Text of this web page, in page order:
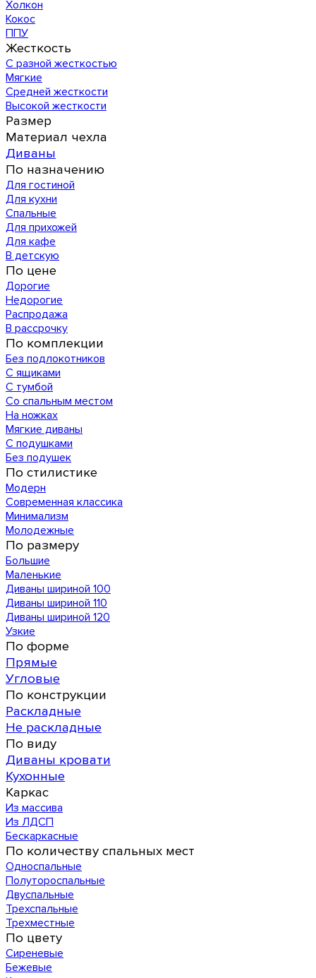
Холкон
Кокос
ППУ
Жесткость
С разной жесткостью
Мягкие
Средней жесткости
Высокой жесткости
Размер
Материал чехла
Диваны
По назначению
Для гостиной
Для кухни
Спальные
Для прихожей
Для кафе
В детскую
По цене
Дорогие
Недорогие
Распродажа
В рассрочку
По комплекции
Без подлокотников
С ящиками
С тумбой
Со спальным местом
На ножках
Мягкие диваны
С подушками
Без подушек
По стилистике
Модерн
Современная классика
Минимализм
Молодежные
По размеру
Большие
Маленькие
Диваны шириной 100
Диваны шириной 110
Диваны шириной 120
Узкие
По форме
Прямые
Угловые
По конструкции
Раскладные
Не раскладные
По виду
Диваны кровати
Кухонные
Каркас
Из массива
Из ЛДСП
Бескаркасные
По количеству спальных мест
Односпальные
Полутороспальные
Двуспальные
Трехспальные
Трехместные
По цвету
Сиреневые
Бежевые